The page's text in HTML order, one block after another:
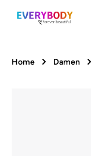
Zum Hauptinhalt
Home Damen